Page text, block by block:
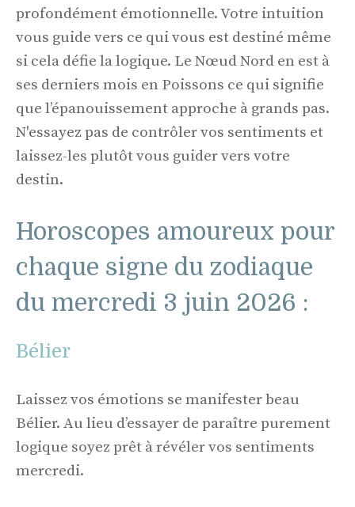
profondément émotionnelle. Votre intuition
vous guide vers ce qui vous est destiné même
si cela défie la logique. Le Nœud Nord en est à
ses derniers mois en Poissons ce qui signifie
que l’épanouissement approche à grands pas.
N'essayez pas de contrôler vos sentiments et
laissez-les plutôt vous guider vers votre
destin.
Horoscopes amoureux pour
chaque signe du zodiaque
du mercredi 3 juin 2026 :
Bélier
Laissez vos émotions se manifester beau
Bélier. Au lieu d’essayer de paraître purement
logique soyez prêt à révéler vos sentiments
mercredi.